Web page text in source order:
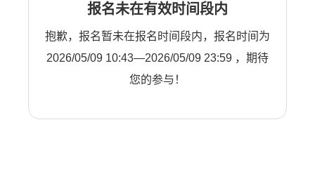
报名未在有效时间段内
抱歉，报名暂未在报名时间段内，报名时间为
2026/05/09 10:43—2026/05/09 23:59 ，期待
您的参与！